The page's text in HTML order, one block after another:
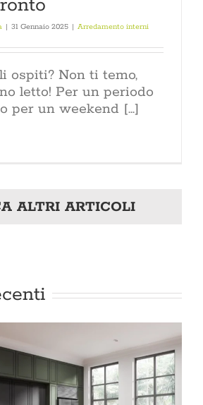
| 31 Gennaio 2025 | Arredamento interni
ospiti? Non ti temo,
letto! Per un periodo
per un weekend [...]
ALTRI ARTICOLI